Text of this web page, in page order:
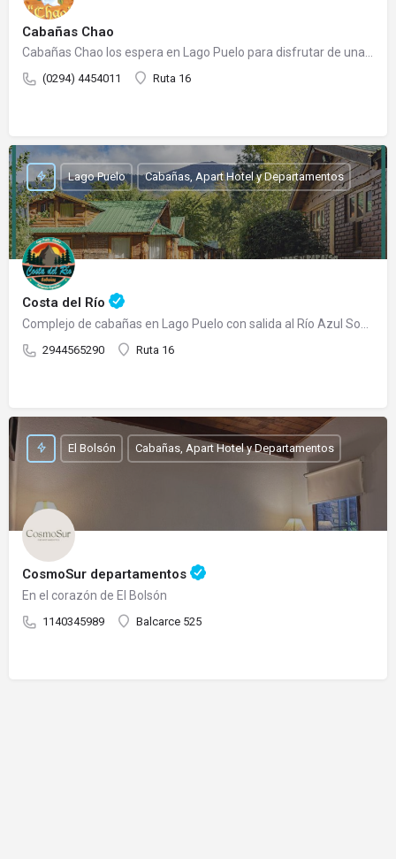
Cabañas Chao
(0294) 4454011 Ruta 16
Costa del Río
2944565290 Ruta 16
Lago Puelo Cabañas, Apart Hotel y Departamentos
CosmoSur departamentos
En el corazón de El Bolsón
1140345989 Balcarce 525
El Bolsón Cabañas, Apart Hotel y Departamentos